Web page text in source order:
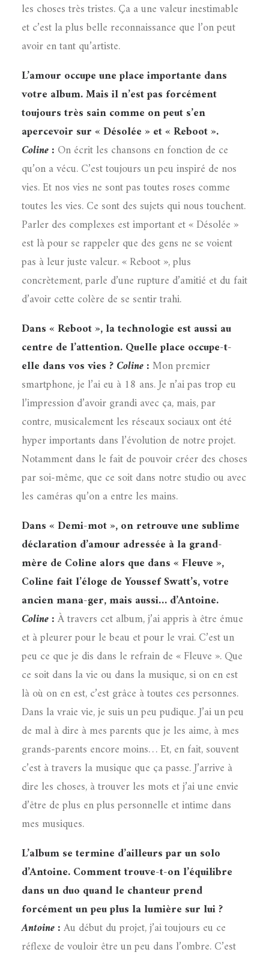
les choses très tristes. Ça a une valeur inestimable
et c’est la plus belle reconnaissance que l’on peut
avoir en tant qu’artiste.
L’amour occupe une place importante dans
votre album. Mais il n’est pas forcément
toujours très sain comme on peut s’en
apercevoir sur « Désolée » et « Reboot ».
Coline : On écrit les chansons en fonction de ce
qu’on a vécu. C’est toujours un peu inspiré de nos
vies. Et nos vies ne sont pas toutes roses comme
toutes les vies. Ce sont des sujets qui nous touchent.
Parler des complexes est important et « Désolée »
est là pour se rappeler que des gens ne se voient
pas à leur juste valeur. « Reboot », plus
concrètement, parle d’une rupture d’amitié et du fait
d’avoir cette colère de se sentir trahi.
Dans « Reboot », la technologie est aussi au
centre de l’attention. Quelle place occupe-t-
elle dans vos vies ?Coline :Mon premier
smartphone, je l’ai eu à 18 ans. Je n’ai pas trop eu
l’impression d’avoir grandi avec ça, mais, par
contre, musicalement les réseaux sociaux ont été
hyper importants dans l’évolution de notre projet.
Notamment dans le fait de pouvoir créer des choses
par soi-même, que ce soit dans notre studio ou avec
les caméras qu’on a entre les mains.
Dans « Demi-mot », on retrouve une sublime
déclaration d’amour adressée à la grand-
mère de Coline alors que dans « Fleuve »,
Coline fait l’éloge de Youssef Swatt’s, votre
ancien mana-ger, mais aussi… d’Antoine.
Coline :À travers cet album, j’ai appris à être émue
et à pleurer pour le beau et pour le vrai. C’est un
peu ce que je dis dans le refrain de « Fleuve ». Que
ce soit dans la vie ou dans la musique, si on en est
là où on en est, c’est grâce à toutes ces personnes.
Dans la vraie vie, je suis un peu pudique. J’ai un peu
de mal à dire à mes parents que je les aime, à mes
grands-parents encore moins… Et, en fait, souvent
c’est à travers la musique que ça passe. J’arrive à
dire les choses, à trouver les mots et j’ai une envie
d’être de plus en plus personnelle et intime dans
mes musiques.
L’album se termine d’ailleurs par un solo
d’Antoine. Comment trouve-t-on l’équilibre
dans un duo quand le chanteur prend
forcément un peu plus la lumière sur lui ?
Antoine :Au début du projet, j’ai toujours eu ce
réflexe de vouloir être un peu dans l’ombre. C’est